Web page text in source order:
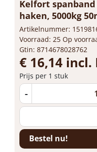
Kelfort
haken, 5000kg
Artikelnummer:
Voorraad: 25 Op
Gtin: 8714678028762
€ 16,14 incl.
Prijs per 1 stuk
-
Bestel nu!